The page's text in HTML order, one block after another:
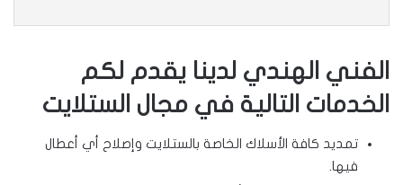
الفني الهندي لدينا يقدم لكم
الخدمات التالية في مجال الستلايت
تمديد كافة الأسلاك الخاصة بالستلايت وإصلاح أي أعطال
فيها.